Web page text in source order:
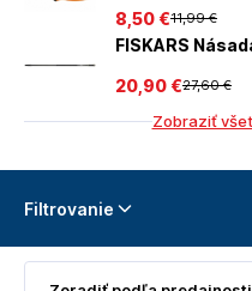
11,99 €
8 ,50 €
FISKARS
27,60 €
20 ,90 €
Zobraziť
Filtrovanie